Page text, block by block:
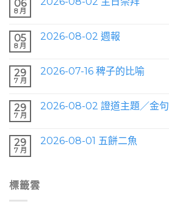
06
8 月
05
8 月
2026-08-02 週報
29
7 月
2026-07-16 稗子的比喻
29
7 月
2026-08-02 證道主題／金句
29
7 月
2026-08-01 五餅二魚
標籤雲